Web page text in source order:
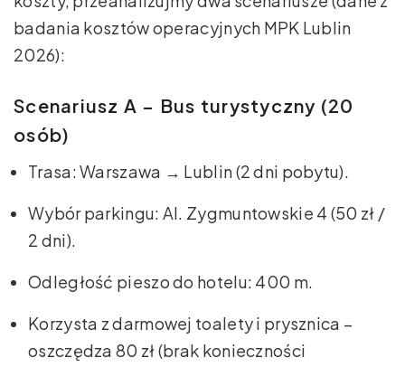
badania kosztów operacyjnych MPK Lublin
2026):
Scenariusz A – Bus turystyczny (20
osób)
Trasa: Warszawa → Lublin (2 dni pobytu).
Wybór parkingu: Al. Zygmuntowskie 4 (50 zł /
2 dni).
Odległość pieszo do hotelu: 400 m.
Korzysta z darmowej toalety i prysznica –
oszczędza 80 zł (brak konieczności